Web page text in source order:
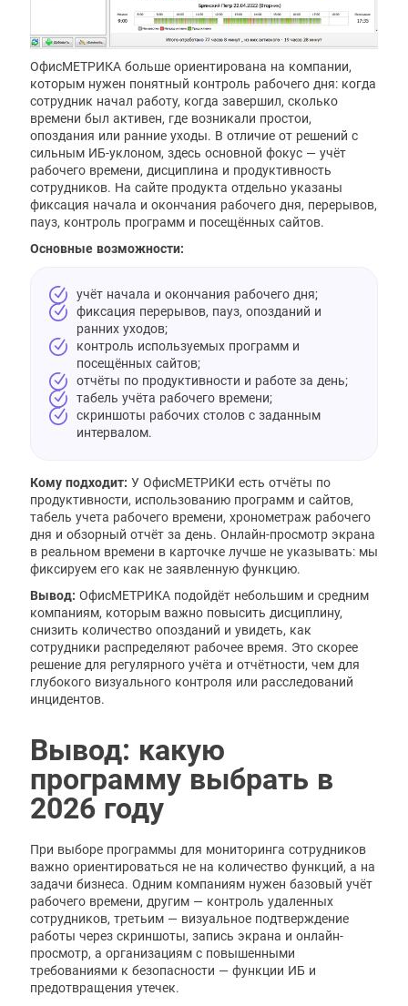
ОфисМЕТРИКА больше ориентирована на компании,
которым нужен понятный контроль рабочего дня: когда
сотрудник начал работу, когда завершил, сколько
времени был активен, где возникали простои,
опоздания или ранние уходы. В отличие от решений с
сильным ИБ-уклоном, здесь основной фокус — учёт
рабочего времени, дисциплина и продуктивность
сотрудников. На сайте продукта отдельно указаны
фиксация начала и окончания рабочего дня, перерывов,
пауз, контроль программ и посещённых сайтов.
Основные возможности:
учёт начала и окончания рабочего дня;
фиксация перерывов, пауз, опозданий и
ранних уходов;
контроль используемых программ и
посещённых сайтов;
отчёты по продуктивности и работе за день;
табель учёта рабочего времени;
скриншоты рабочих столов с заданным
интервалом.
Кому подходит: У ОфисМЕТРИКИ есть отчёты по
продуктивности, использованию программ и сайтов,
табель учета рабочего времени, хронометраж рабочего
дня и обзорный отчёт за день. Онлайн-просмотр экрана
в реальном времени в карточке лучше не указывать: мы
фиксируем его как не заявленную функцию.
Вывод: ОфисМЕТРИКА подойдёт небольшим и средним
компаниям, которым важно повысить дисциплину,
снизить количество опозданий и увидеть, как
сотрудники распределяют рабочее время. Это скорее
решение для регулярного учёта и отчётности, чем для
глубокого визуального контроля или расследований
инцидентов.
Вывод: какую
программу выбрать в
2026 году
При выборе программы для мониторинга сотрудников
важно ориентироваться не на количество функций, а на
задачи бизнеса. Одним компаниям нужен базовый учёт
рабочего времени, другим — контроль удаленных
сотрудников, третьим — визуальное подтверждение
работы через скриншоты, запись экрана и онлайн-
просмотр, а организациям с повышенными
требованиями к безопасности — функции ИБ и
предотвращения утечек.